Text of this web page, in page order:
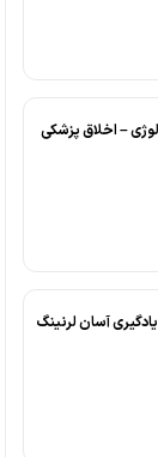
– اخلاق پزشکی
آسان لرنینگ